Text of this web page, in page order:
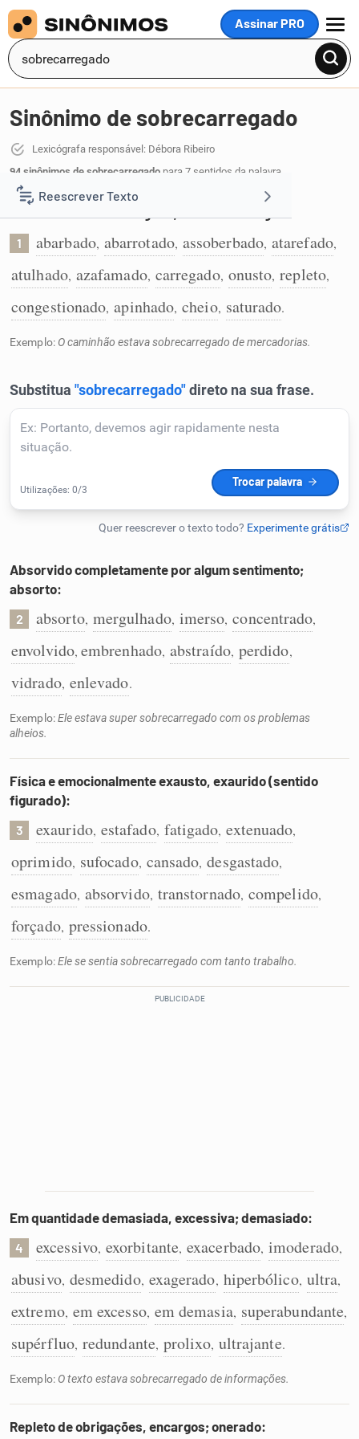
Assinar PRO
MENU
Reescrever Texto
Resumir Texto
Corrigir Texto
Conexões
Dicionário
Sinônimos
Sinônimo de sobrecarregado
Lexicógrafa responsável: Débora Ribeiro
94 sinônimos de sobrecarregado para 7 sentidos da palavra
sobrecarregado
1 abarbado, abarrotado, assoberbado, atarefado,
atulhado, azafamado, carregado, onusto, repleto,
congestionado, apinhado, cheio, saturado.
Exemplo: O caminhão estava sobrecarregado de mercadorias.
Absorvido completamente por algum sentimento;
absorto:
2 absorto, mergulhado, imerso, concentrado,
envolvido, embrenhado, abstraído, perdido,
vidrado, enlevado.
Exemplo:Ele estava super sobrecarregado com os problemas
alheios.
Física e emocionalmente exausto, exaurido (sentido
figurado):
3 exaurido, estafado, fatigado, extenuado,
oprimido, sufocado, cansado, desgastado,
esmagado, absorvido, transtornado, compelido,
forçado, pressionado.
Exemplo:Ele se sentia sobrecarregado com tanto trabalho.
Em quantidade demasiada, excessiva; demasiado:
4 excessivo, exorbitante, exacerbado, imoderado,
abusivo, desmedido, exagerado, hiperbólico, ultra,
extremo, em excesso, em demasia, superabundante,
supérfluo, redundante, prolixo, ultrajante.
Exemplo: O texto estava sobrecarregado de informações.
Repleto de obrigações, encargos; onerado: